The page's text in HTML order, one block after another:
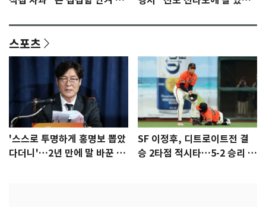
스포츠
'스스로 투명하게 홍명보 뽑았
다더니'…2년 만에 말 바꾼 이
SF 이정후, 디트로이트전 결
승 2타점 적시타…5-2 승리 견